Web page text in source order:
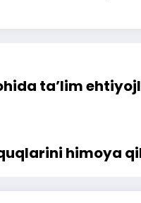
ta’lim
himoya